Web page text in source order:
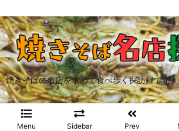
焼きそばの名店を求めて食べ歩く探訪録です
Menu Sidebar Prev